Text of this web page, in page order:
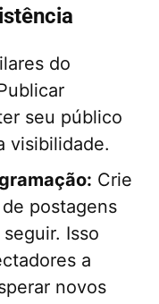
do
seu público
visibilidade.
Crie
postagens
Isso
a
novos